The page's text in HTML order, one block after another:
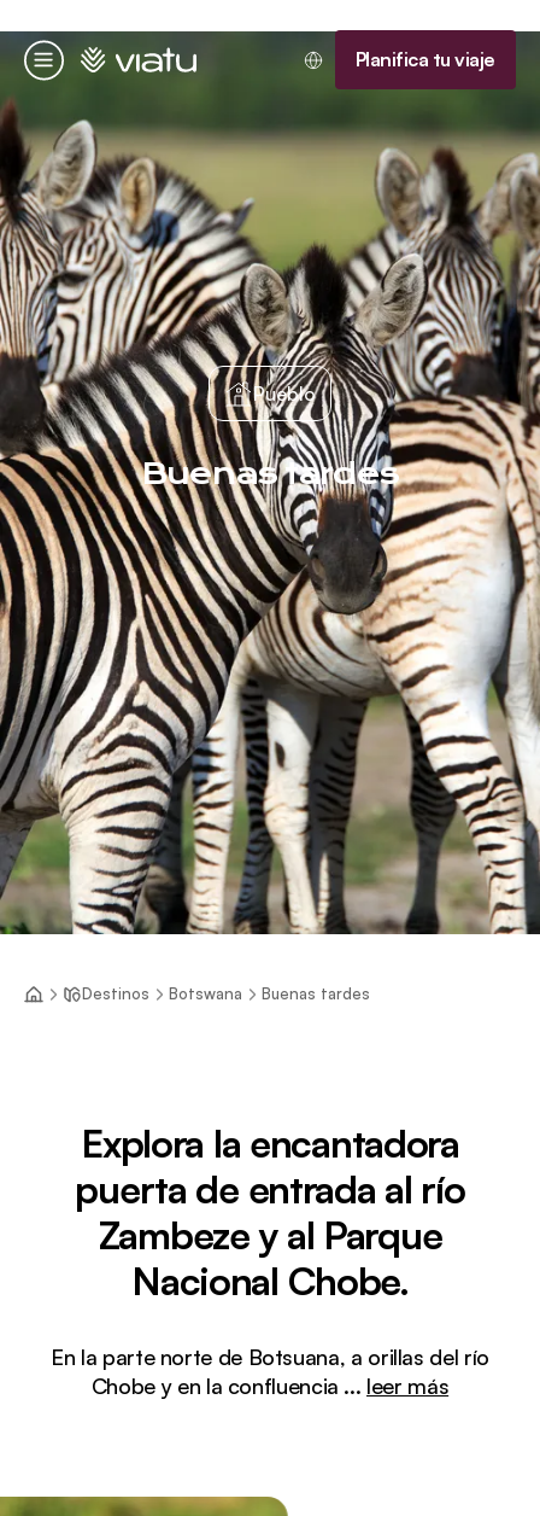
Menú
Página de inicio Planifica tu viaje
Pueblo
Buenas tardes
Destinos Botswana Buenas tardes
Explora la encantadora
puerta de entrada al río
Zambeze y al Parque
Nacional Chobe.
En la parte norte de Botsuana, a orillas del río
Chobe y en la confluencia ... leer más